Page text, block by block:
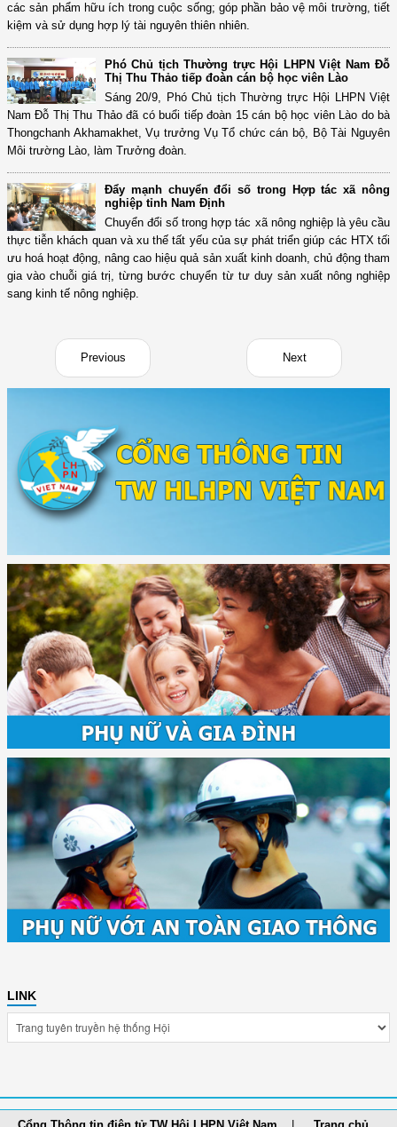
các sản phẩm hữu ích trong cuộc sống; góp phần bảo vệ môi trường, tiết
kiệm và sử dụng hợp lý tài nguyên thiên nhiên.
Phó Chủ tịch Thường trực Hội LHPN Việt Nam Đỗ
Thị Thu Thảo tiếp đoàn cán bộ học viên Lào
Sáng 20/9, Phó Chủ tịch Thường trực Hội LHPN Việt
Nam Đỗ Thị Thu Thảo đã có buổi tiếp đoàn 15 cán bộ học viên Lào do bà
Thongchanh Akhamakhet, Vụ trưởng Vụ Tổ chức cán bộ, Bộ Tài Nguyên
Môi trường Lào, làm Trưởng đoàn.
Đẩy mạnh chuyển đổi số trong Hợp tác xã nông
nghiệp tỉnh Nam Định
Chuyển đổi số trong hợp tác xã nông nghiệp là yêu cầu
thực tiễn khách quan và xu thế tất yếu của sự phát triển giúp các HTX tối
ưu hoá hoạt động, nâng cao hiệu quả sản xuất kinh doanh, chủ động tham
gia vào chuỗi giá trị, từng bước chuyển từ tư duy sản xuất nông nghiệp
sang kinh tế nông nghiệp.
Previous Next
LINK